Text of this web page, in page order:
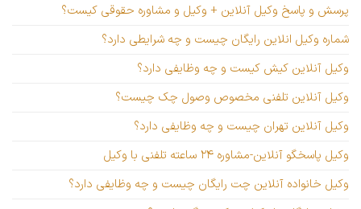
پرسش و پاسخ وکیل آنلاین + وکیل و مشاوره حقوقی کیست؟
شماره وکیل انلاین رایگان چیست و چه شرایطی دارد؟
وکیل آنلاین کیش کیست و چه وظایفی دارد؟
وکیل آنلاین تلفنی مخصوص وصول چک چیست؟
وکیل آنلاین تهران چیست و چه وظایفی دارد؟
وکیل پاسخگو آنلاین-مشاوره ۲۴ ساعته تلفنی با وکیل
وکیل خانواده آنلاین چت رایگان چیست و چه وظایفی دارد؟